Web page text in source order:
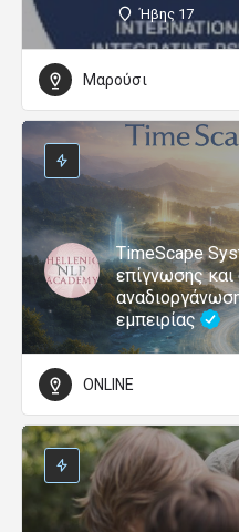
Ήβης 17
Μαρούσι
TimeScape
επίγνωσης
εμπειρίας
ONLINE